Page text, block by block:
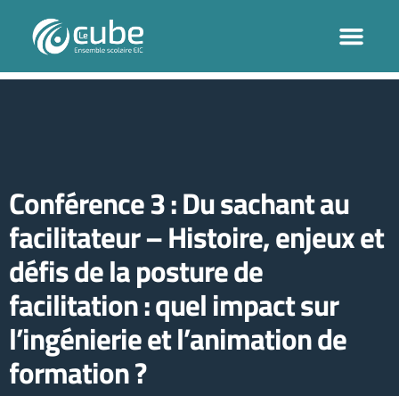
Conférence 3 : Du sachant au
facilitateur – Histoire, enjeux et
défis de la posture de
facilitation : quel impact sur
l’ingénierie et l’animation de
formation ?